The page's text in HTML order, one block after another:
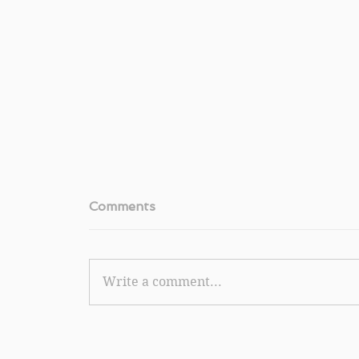
Comments
Write a comment...